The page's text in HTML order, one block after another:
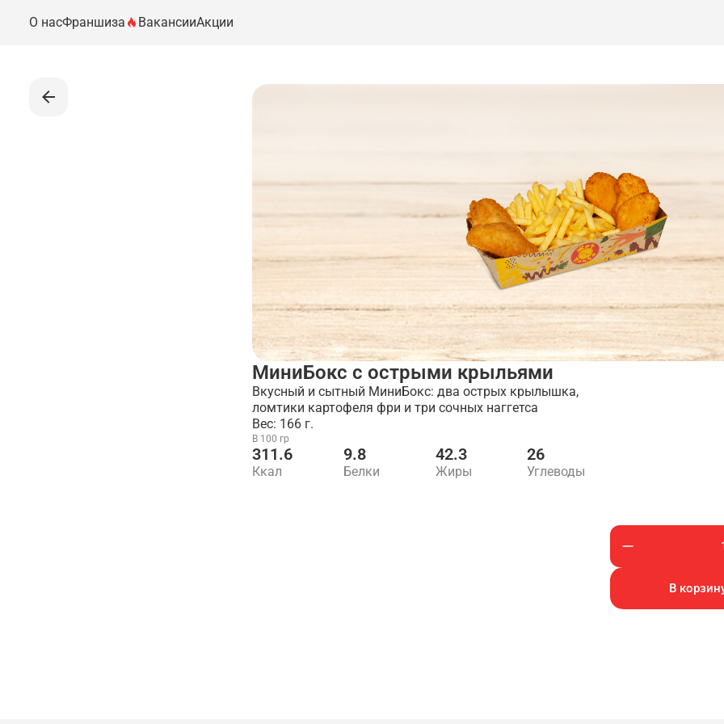
О насФраншиза ВакансииАкции
МиниБокс с острыми крыльями
Вкусный и сытный МиниБокс: два острых крылышка,
ломтики картофеля фри и три сочных наггетса
Вес: 166 г.
В 100 гр
311.6
Ккал
9.8
Белки
42.3
Жиры
26
Углеводы
В